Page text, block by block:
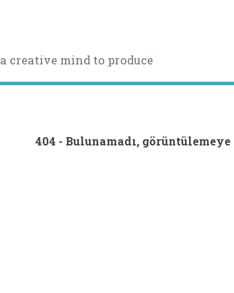
a creative mind to produce
404 - Bulunamadı,